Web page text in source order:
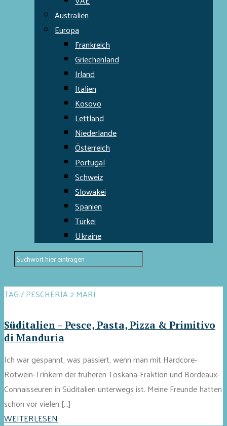
Australien
Europa
Frankreich
Griechenland
Irland
Italien
Kosovo
Lettland
Niederlande
Österreich
Portugal
Schweiz
Slowakei
Spanien
Türkei
Ukraine
TAG / PESCHERIA 2 MARI
Süditalien – Pesce, Pasta, Pizza & Primitivo
di Manduria
Ich war gespannt, was passiert, wenn man mit Hardcore-
Rotwein-Trinkern der früheren Toskana-Fraktion und Bordeaux-
Connaisseuren in Süditalien unterwegs ist. Meine Freunde hatten
schon vor vielen […]
WEITERLESEN